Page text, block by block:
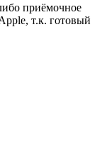
приёмочное
т.к. готовый